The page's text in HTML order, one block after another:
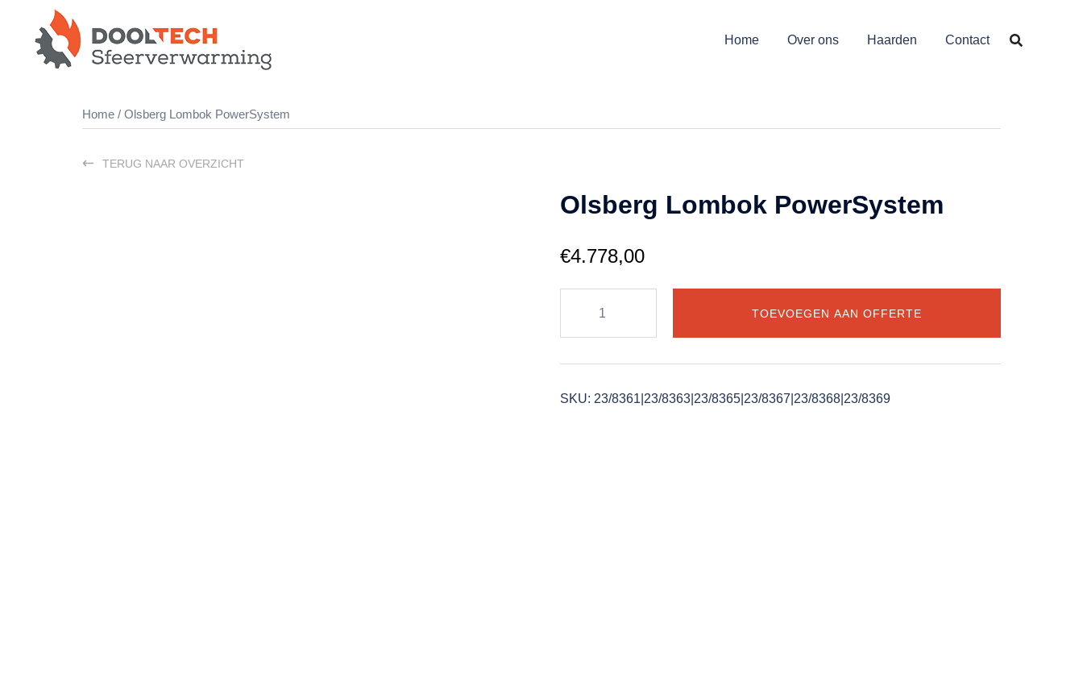
Home Over ons Haarden Contact
Home / Olsberg Lombok PowerSystem
TERUG NAAR OVERZICHT
Olsberg Lombok PowerSystem
€4.778,00
Lombok
PowerSystem
aantal
TOEVOEGEN AAN OFFERTE
SKU: 23/8361|23/8363|23/8365|23/8367|23/8368|23/8369